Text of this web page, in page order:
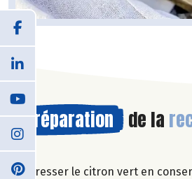
Préparation de la
Presser le citron vert en